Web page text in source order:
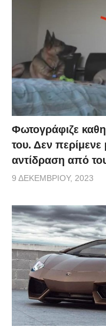
Φωτογράφιζε
του. Δεν
αντίδραση από
9 ΔΕΚΕΜΒΡΊΟΥ, 2023